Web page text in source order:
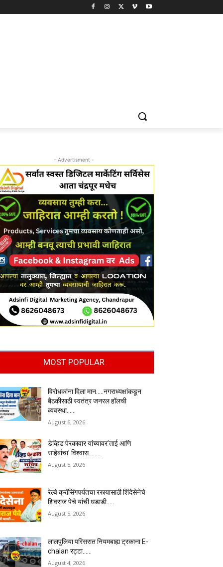
- Advertisment -
MOST POPULAR
विरोधकांना दिला मान…..नगराध्यक्षांकडून
बैठकीसाठी स्वतंत्र जनरल हॉलची
व्यवस्था……
August 6, 2026
डेव्हिड पेरकावार यांच्यावर’ताई आणि
साहेबांचा’ विश्वास……..
August 5, 2026
रेल्वे क्रॉसिंगपर्यंतचा रस्त्यासाठी शिंदेसेनेचे
शिवराज पेचे यांची धडाडी…..
August 5, 2026
लालपुलिया परिसरात नियमबाह्य ट्रकाना E-
chalan रट्टा……
August 4, 2026